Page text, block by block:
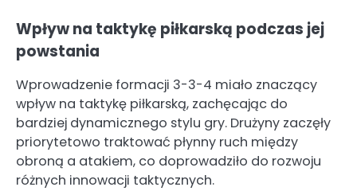
Wpływ na taktykę piłkarską podczas jej
powstania
Wprowadzenie formacji 3-3-4 miało znaczący
wpływ na taktykę piłkarską, zachęcając do
bardziej dynamicznego stylu gry. Drużyny zaczęły
priorytetowo traktować płynny ruch między
obroną a atakiem, co doprowadziło do rozwoju
różnych innowacji taktycznych.